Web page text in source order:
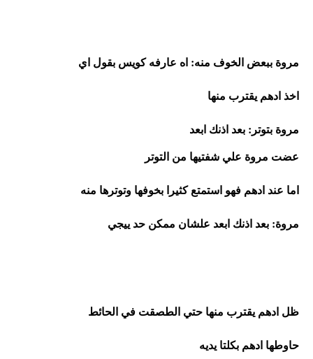
مروة ببعض الخوف منه: اه عارفه كويس بقول اي
اخذ ادهم يقترب منها
مروة بتوتر: بعد اذنك ابعد
عضت مروة علي شفتيها من التوتر
اما عند ادهم فهو استمتع كثيرا بخوفها وتوترها منه
مروة: بعد اذنك ابعد علشان ممكن حد ييجي
ظل ادهم يقترب منها حتي الطصقت في الحائط
حاوطها ادهم بكلتا يديه